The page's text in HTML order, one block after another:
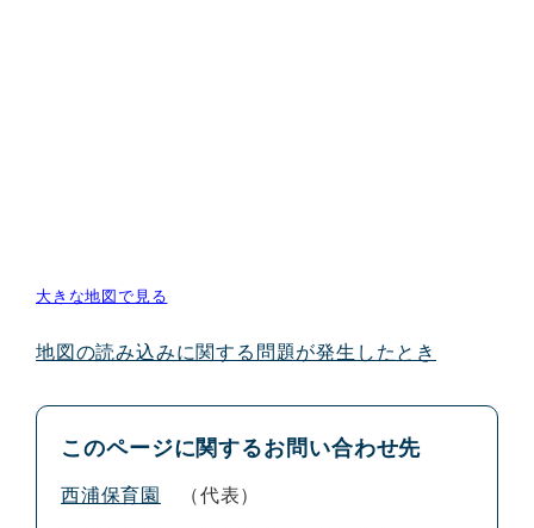
大きな地図で見る
地図の読み込みに関する問題が発生したとき
このページに関するお問い合わせ先
西浦保育園 代表